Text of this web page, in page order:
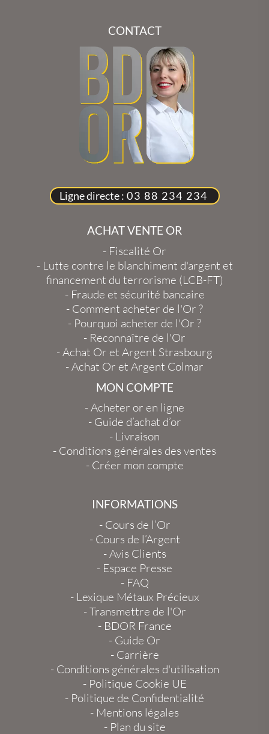
CONTACT
Ligne directe : 03 88 234 234
ACHAT VENTE OR
- Fiscalité Or
- Lutte contre le blanchiment d'argent et
financement du terrorisme (LCB-FT)
- Fraude et sécurité bancaire
- Comment acheter de l'Or ?
- Pourquoi acheter de l'Or ?
- Reconnaître de l'Or
-Achat Or et Argent Strasbourg
-Achat Or et Argent Colmar
MON COMPTE
-Acheter or en ligne
- Guide d’achat d’or
- Livraison
- Conditions générales des ventes
- Créer mon compte
INFORMATIONS
- Cours de l’Or
- Cours de l’Argent
-Avis Clients
- Espace Presse
- FAQ
- Lexique Métaux Précieux
-Transmettre de l'Or
- BDOR France
- Guide Or
- Carrière
- Conditions générales d'utilisation
- Politique Cookie UE
- Politique de Confidentialité
- Mentions légales
- Plan du site